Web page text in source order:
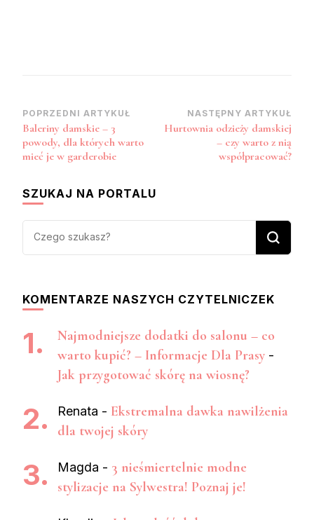
Zobacz
wpisy
POPRZEDNI ARTYKUŁ
Baleriny damskie – 3
powody, dla których warto
mieć je w garderobie
NASTĘPNY ARTYKUŁ
Hurtownia odzieży damskiej
– czy warto z nią
współpracować?
SZUKAJ NA PORTALU
Szukasz
czegoś?
KOMENTARZE NASZYCH CZYTELNICZEK
Najmodniejsze dodatki do salonu – co
warto kupić? – Informacje Dla Prasy -
Jak przygotować skórę na wiosnę?
Renata - Ekstremalna dawka nawilżenia
dla twojej skóry
Magda - 3 nieśmiertelnie modne
stylizacje na Sylwestra! Poznaj je!